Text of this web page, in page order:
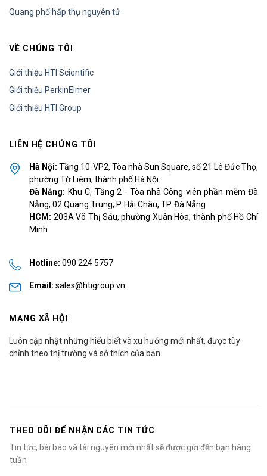
Quang phổ hấp thụ nguyên tử
VỀ CHÚNG TÔI
Giới thiệu HTI Scientific
Giới thiệu PerkinElmer
Giới thiệu HTI Group
LIÊN HỆ CHÚNG TÔI
Hà Nội: Tầng 10-VP2, Tòa nhà Sun Square, số 21 Lê Đức Thọ,
phường Từ Liêm, thành phố Hà Nội
Đà Nẵng: Khu C, Tầng 2 - Tòa nhà Công viên phần mềm Đà
Nẵng, 02 Quang Trung, P. Hải Châu, TP. Đà Nẵng
HCM: 203A Võ Thị Sáu, phường Xuân Hòa, thành phố Hồ Chí
Minh
Hotline: 090 224 5757
Email: sales@htigroup.vn
MẠNG XÃ HỘI
Luôn cập nhật những hiểu biết và xu hướng mới nhất, được tùy
chỉnh theo thị trường và sở thích của bạn
THEO DÕI ĐỂ NHẬN CÁC TIN TỨC
Tin tức, bài báo và tài nguyên mới nhất sẽ được gửi đến bạn hàng
tuần